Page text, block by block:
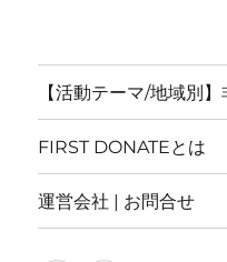
【活動テーマ/地域別
FIRST DONATEとは
運営会社 | お問合せ